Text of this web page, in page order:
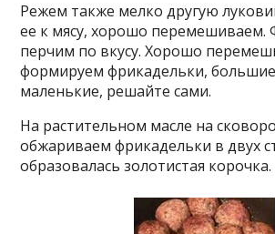
Режем также мелко другую
ее к мясу, хорошо перемешиваем.
перчим по вкусу. Хорошо
формируем фрикадельки,
маленькие, решайте сами.
На растительном масле на
обжариваем фрикадельки в двух
образовалась золотистая корочка.